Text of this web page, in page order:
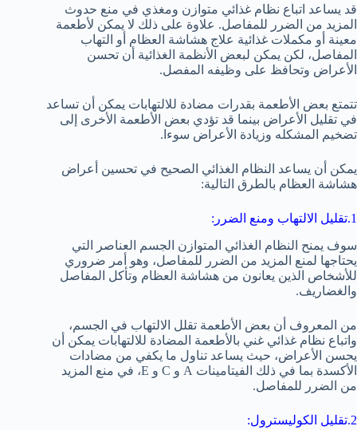
قد يساعد اتباع نظام غذائي متوازن ومغذي في منع حدوث
المزيد من الضرر للمفاصل. علاوة على ذلك لا يمكن لأطعمة
معينة أو مكملات غذائية علاج هشاشة العظام أو التهاب
المفاصل، لكن يمكن لبعض الأنظمة الغذائية أن تحسن
الأعراض وتحافظ على وظيفه المفصل.
تتمتع بعض الأطعمة بقدرات مضادة للالتهابات يمكن أن تساعد
في تقليل الأعراض بينما قد تؤدي بعض الأطعمة الأخرى إلى
تضخيم المشكله وزيادة الأعراض سوءا.
يمكن أن يساعد النظام الغذائي الصحيح في تحسين أعراض
هشاشة العظام بالطرق التالية:
1.تقليل الالتهاب ومنع الضرر:
سوف يمنح النظام الغذائي المتوازن الجسم العناصر التي
يحتاجها لمنع المزيد من الضرر للمفاصل، وهو أمر ضروري
للأشخاص الذين يعانون من هشاشة العظام وتأكل المفاصل
والغضاريف.
من المعروف أن بعض الأطعمة تقلل الالتهاب في الجسم،
واتباع نظام غذائي غني بالأطعمة المضادة للالتهابات يمكن أن
يحسن الأعراض، حيث يساعد تناول ما يكفي من مضادات
الأكسدة بما في ذلك الفيتامينات A و C و E، في منع المزيد
من الضرر للمفاصل.
2.تقليل الكوليسترول: